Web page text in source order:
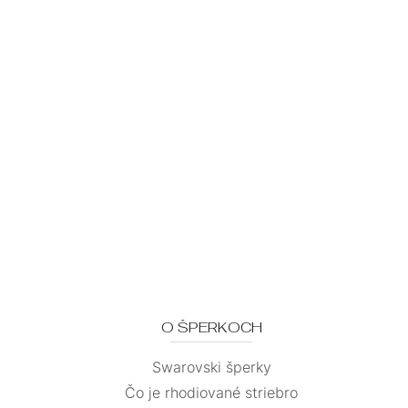
O ŠPERKOCH
Swarovski šperky
Čo je rhodiované striebro